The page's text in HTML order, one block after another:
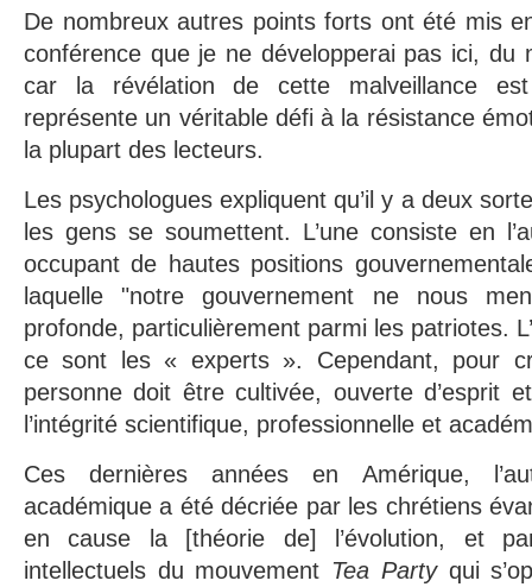
De nombreux autres points forts ont été mis
conférence que je ne développerai pas ici, du
car la révélation de cette malveillance est
représente un véritable défi à la résistance
la plupart des lecteurs.
Les psychologues expliquent qu’il y a deux
les gens se soumettent. L’une consiste en
occupant de hautes positions
laquelle "notre gouvernement ne nous
profonde, particulièrement parmi les patriotes.
ce sont les « experts ». Cependant, pour
personne doit être cultivée, ouverte d’esprit
l’intégrité scientifique, professionnelle et
Ces dernières années en Amérique,
académique a été décriée par les chrétiens
en cause la [théorie de] l’évolution, et
intellectuels du mouvement Tea Partyqui